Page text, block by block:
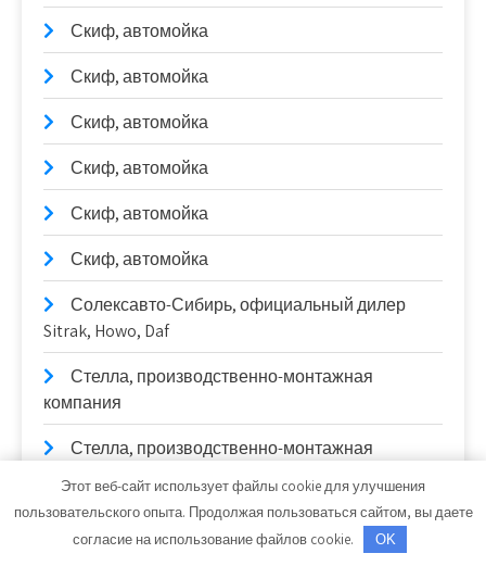
Скиф, автомойка
Скиф, автомойка
Скиф, автомойка
Скиф, автомойка
Скиф, автомойка
Скиф, автомойка
Солексавто-Сибирь, официальный дилер
Sitrak, Howo, Daf
Стелла, производственно-монтажная
компания
Стелла, производственно-монтажная
СТО
Этот веб-сайт использует файлы cookie для улучшения
пользовательского опыта. Продолжая пользоваться сайтом, вы даете
согласие на использование файлов cookie.
OK